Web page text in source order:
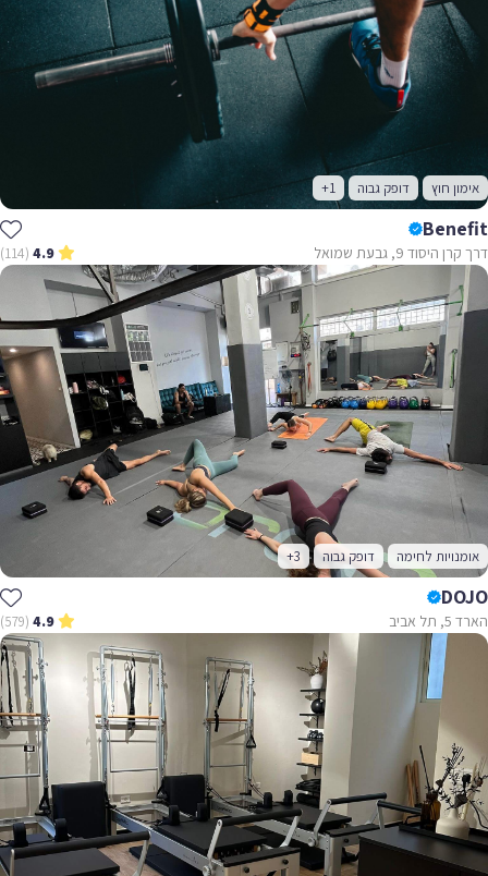
אימון חוץ דופק גבוה +1
Benefit
דרך קרן היסוד 9, גבעת שמואל 4.9
(114)
אומנויות לחימה דופק גבוה +3
DOJO
הארד 5, תל אביב 4.9
(579)